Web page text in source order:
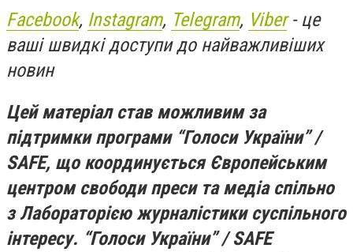
Facebook, Instagram, Telegram, Viber- це
ваші швидкі доступи до найважливіших
новин
Цей матеріал став можливим за
підтримки програми “Голоси України” /
SAFE, що координується Європейським
центром свободи преси та медіа спільно
з Лабораторією журналістики суспільного
інтересу. “Голоси України” / SAFE